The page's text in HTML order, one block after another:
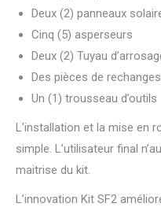
Deux (2) panneaux
Cinq (5) asperseurs
Deux (2) Tuyau
Des pièces de rechanges
Un (1) trousseau d’outils
L’installation et la mise en
simple. L’utilisateur final
maitrise du kit.
L’innovation Kit SF2